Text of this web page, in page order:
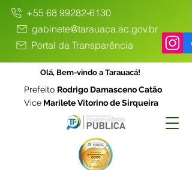
+55 68 99282-6130
gabinete@tarauaca.ac.gov.br
Portal da Transparência
Olá, Bem-vindo a Tarauacá!
Prefeito Rodrigo Damasceno Catão
Vice Marilete Vitorino de Sirqueira